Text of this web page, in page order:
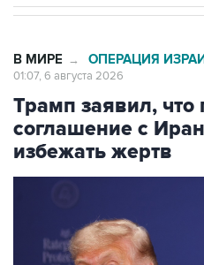
В МИРЕ → ОПЕРАЦИЯ
01:07, 6 августа 2026
Трамп заявил, что
соглашение с
избежать жертв